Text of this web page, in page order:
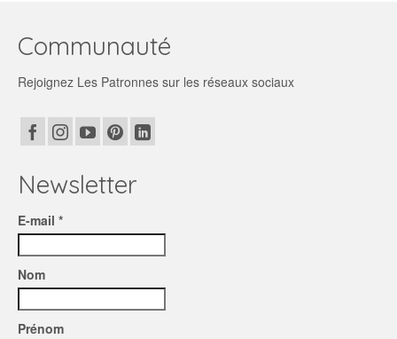
Communauté
Rejoignez Les Patronnes sur les réseaux sociaux
Newsletter
E-mail *
Nom
Prénom